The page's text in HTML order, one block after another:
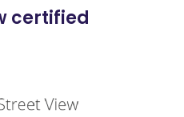
certified